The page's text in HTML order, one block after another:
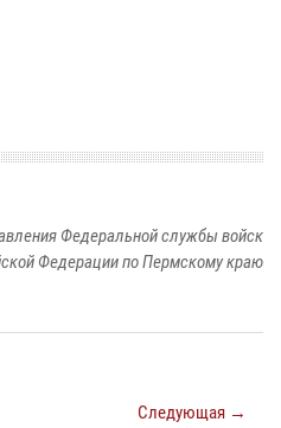
Федеральной службы войск
Федерации по Пермскому краю
Следующая →